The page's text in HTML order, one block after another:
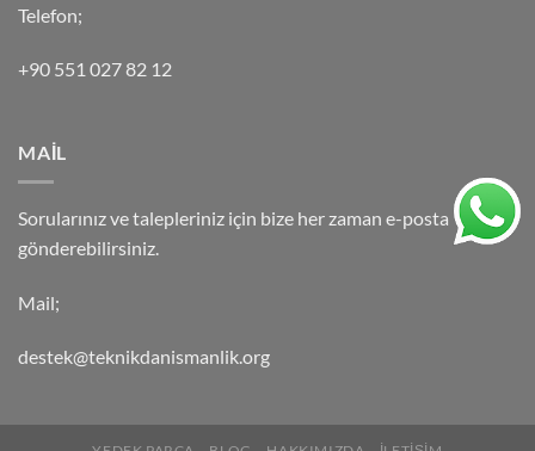
Telefon;
+90 551 027 82 12
MAİL
Sorularınız ve talepleriniz için bize her zaman e-posta
gönderebilirsiniz.
Mail;
destek@teknikdanismanlik.org